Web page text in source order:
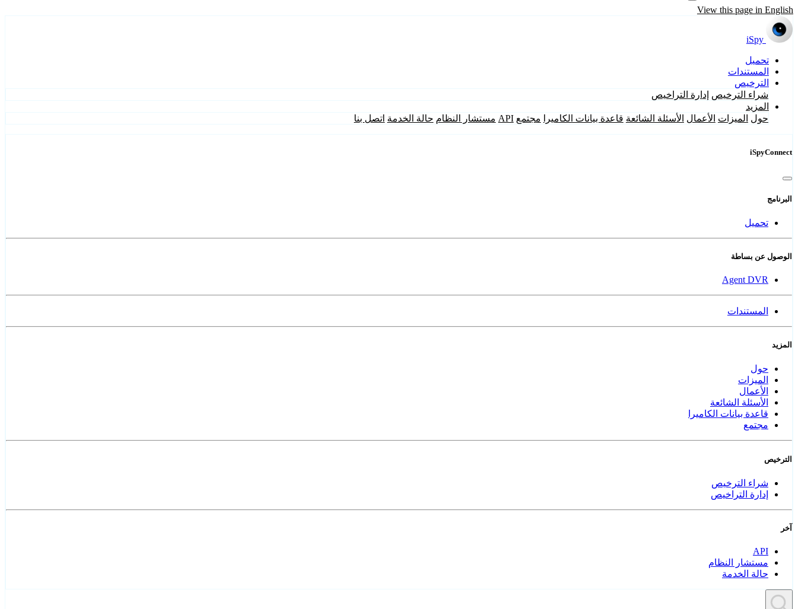
View this page in English
iSpy
تحميل
المستندات
الترخيص
شراء الترخيص إدارة التراخيص
المزيد
حول الميزات الأعمال الأسئلة الشائعة قاعدة بيانات الكاميرا مجتمع API مستشار النظام حالة الخدمة اتصل بنا
iSpyConnect
البرنامج
تحميل
الوصول عن بساطة
Agent DVR
المستندات
المزيد
حول
الميزات
الأعمال
الأسئلة الشائعة
قاعدة بيانات الكاميرا
مجتمع
الترخيص
شراء الترخيص
إدارة التراخيص
آخر
API
مستشار النظام
حالة الخدمة